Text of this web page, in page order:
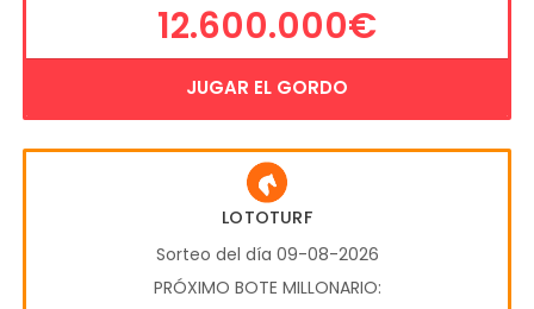
12.600.000€
JUGAR EL GORDO
LOTOTURF
Sorteo del día 09-08-2026
PRÓXIMO BOTE MILLONARIO: